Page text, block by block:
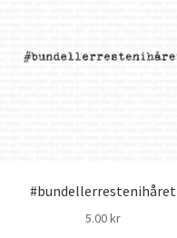
#bundellerrestenihåret
5.00kr